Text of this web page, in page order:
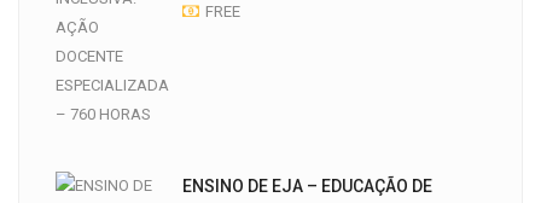
FREE
ENSINO DE EJA – EDUCAÇÃO DE